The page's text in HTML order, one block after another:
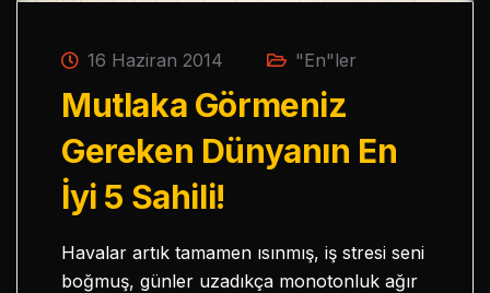
16 Haziran 2014 "En"ler
Mutlaka Görmeniz
Gereken Dünyanın En
İyi 5 Sahili!
Havalar artık tamamen ısınmış, iş stresi seni
boğmuş, günler uzadıkça monotonluk ağır